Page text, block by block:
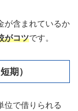
が含まれているか
がコツです。
期）
位で借りられる